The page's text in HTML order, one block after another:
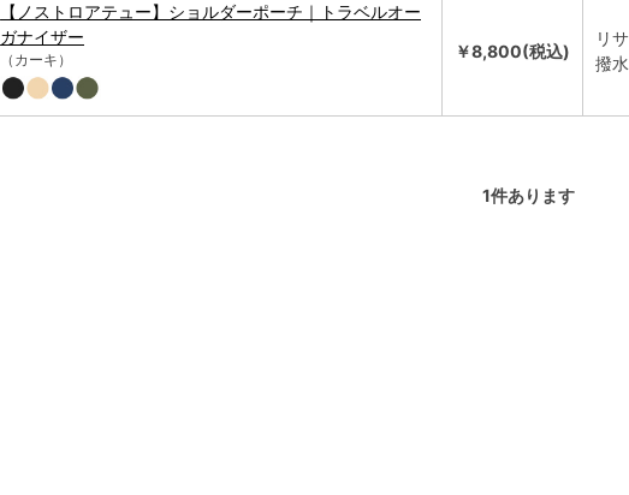
【ノストロアテュー】ショルダーポーチ｜トラベルオー
ガナイザー
（カーキ） ￥8,800(税込)
リ
撥
1件あります